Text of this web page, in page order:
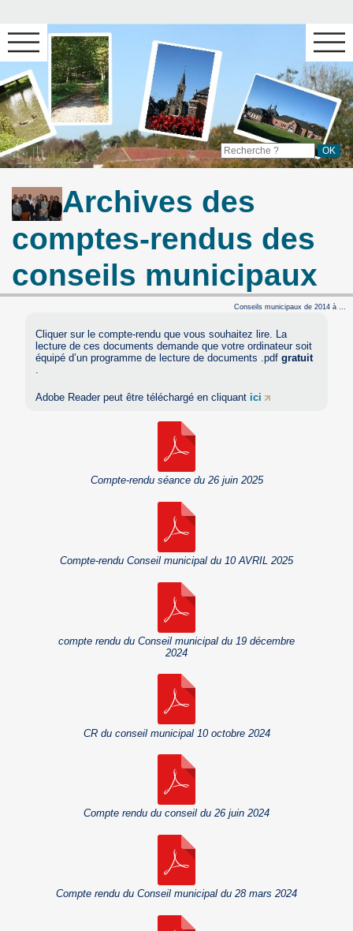
Archives des
comptes-rendus des
conseils municipaux
Conseils municipaux de 2014 à …
Cliquer sur le compte-rendu que vous souhaitez lire. La
lecture de ces documents demande que votre ordinateur soit
équipé d’un programme de lecture de documents .pdfgratuit
.
Adobe Reader peut être téléchargé en cliquant ici
Compte-rendu séance du 26 juin 2025
Compte-rendu Conseil municipal du 10 AVRIL 2025
compte rendu du Conseil municipal du 19 décembre
2024
CR du conseil municipal 10 octobre 2024
Compte rendu du conseil du 26 juin 2024
Compte rendu du Conseil municipal du 28 mars 2024